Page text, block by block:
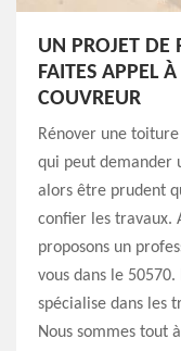
UN PROJET DE
FAITES APPEL
COUVREUR
Rénover une
qui peut demander
alors être prudent
confier les travaux.
proposons un
vous dans le
spécialise dans les
Nous sommes tout